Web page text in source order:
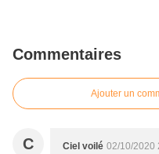
Commentaires
Ajouter un
C Ciel voilé 02/10/2020